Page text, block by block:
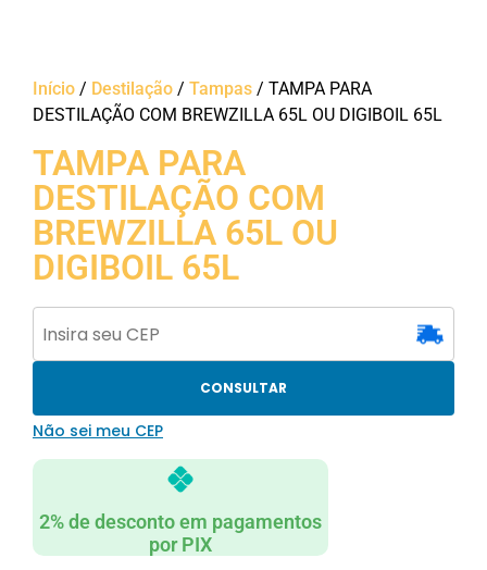
Início / Destilação / Tampas / TAMPA PARA
DESTILAÇÃO COM BREWZILLA 65L OU DIGIBOIL 65L
TAMPA PARA
DESTILAÇÃO COM
BREWZILLA 65L OU
DIGIBOIL 65L
CONSULTAR
Não sei meu CEP
2% de desconto em pagamentos
por PIX